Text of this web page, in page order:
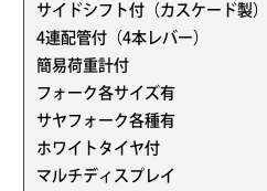
サイドシフト付（カスケード製）
4連配管付（4本レバー）
簡易荷重計付
フォーク各サイズ有
サヤフォーク各種有
ホワイトタイヤ付
マルチディスプレイ